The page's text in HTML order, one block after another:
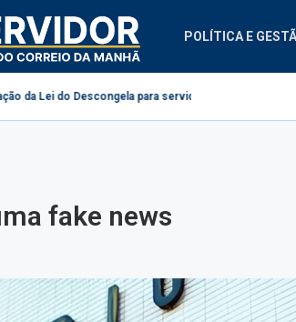
POLÍTICA E
para servidores públicos
fake news